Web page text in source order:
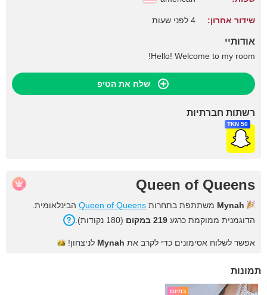
שידור אחרון: 4 לפני שעות
אודותיי
Hello! Welcome to my room!
שלח את הטיפ
רשתות חברתיות
50 TKN
Queen of Queens
Mynah משתתפת בתחרות Queen of Queens הבינלאומית.
הדוגמנית ממוקמת כרגע 219 במקום (180 נקודות).
אפשר לשלוח אסימונים כדי לקרב את Mynah לניצחון!
תמונות
בחינם